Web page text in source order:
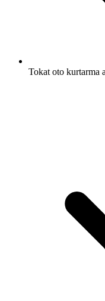
Tokat oto kurtarma